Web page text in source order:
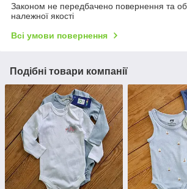
Законом не передбачено повернення та
належної якості
Всі умови повернення
Подібні товари компанії